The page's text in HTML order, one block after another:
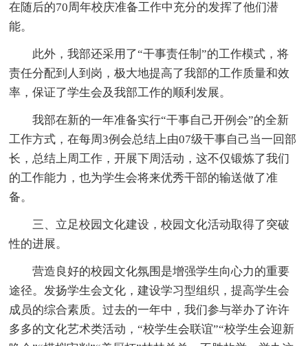
在随后的70周年校庆准备工作中充分的发挥了他们潜
能。
此外，我部还采用了“干事责任制”的工作模式，将
责任分配到人到岗，极大地提高了我部的工作质量和效
率，保证了学生会及我部工作的顺利发展。
我部在新的一年准备实行“干事自己开例会”的全新
工作方式，在每周3例会总结上由07级干事自己当一回部
长，总结上周工作，开展下周活动，这不仅锻炼了我们
的工作能力，也为学生会将来优秀干部的输送做了准
备。
三、立足校园文化建设，校园文化活动取得了突破
性的进展。
营造良好的校园文化氛围是增强学生向心力的重要
途径。发扬学生会文化，建设学习型组织，提高学生会
成员的综合素质。过去的一年中，我们参与举办了许许
多多的文化艺术类活动，“校学生会联谊”“校学生会迎新